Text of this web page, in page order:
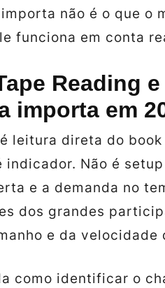
não é o que o
funciona em conta
Reading
importa em
leitura direta do book
indicador. Não é
e a demanda no
dos grandes
e da velocidade
como identificar o